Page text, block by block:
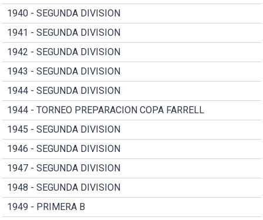
1940 - SEGUNDA DIVISION
1941 - SEGUNDA DIVISION
1942 - SEGUNDA DIVISION
1943 - SEGUNDA DIVISION
1944 - SEGUNDA DIVISION
1944 - TORNEO PREPARACION COPA FARRELL
1945 - SEGUNDA DIVISION
1946 - SEGUNDA DIVISION
1947 - SEGUNDA DIVISION
1948 - SEGUNDA DIVISION
1949 - PRIMERA B